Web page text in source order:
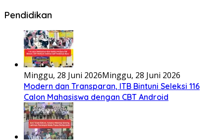
Pendidikan
Minggu, 28 Juni 2026Minggu, 28 Juni 2026
Modern dan Transparan, ITB Bintuni Seleksi 116
Calon Mahasiswa dengan CBT Android